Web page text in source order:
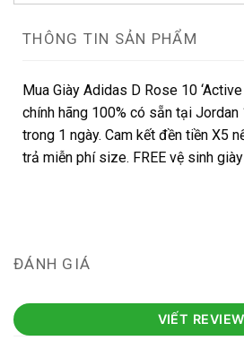
THÔNG TIN SẢN PHẨM
Mua Giày Adidas D Rose 10
chính hãng 100% có sẵn tại Jordan
trong 1 ngày. Cam kết đền tiền X5
trả miễn phí size. FREE vệ sinh
ĐÁNH GIÁ
VIẾT REVIEW